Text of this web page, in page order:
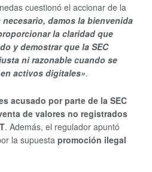
cuestionó el accionar de la
necesario, damos la bienvenida
la claridad que
y demostrar que la SEC
ni razonable cuando se
activos digitales».
acusado por parte de la SEC
de valores no registrados
. Además, el regulador apuntó
la supuesta promoción ilegal